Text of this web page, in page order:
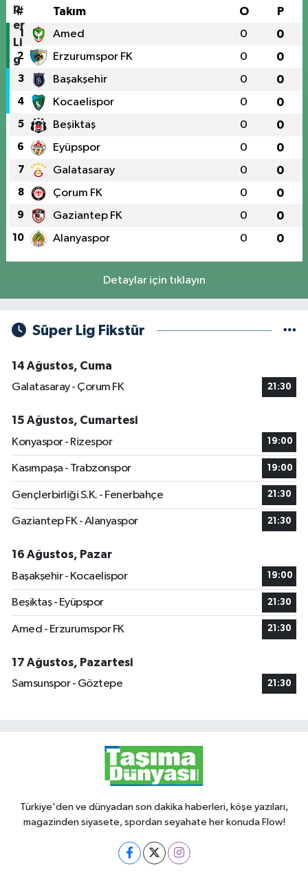
# Takım O P
1 Amed 0 0
2 Erzurumspor FK 0 0
3 Başakşehir 0 0
4 Kocaelispor 0 0
5 Beşiktaş 0 0
6 Eyüpspor 0 0
7 Galatasaray 0 0
8 Çorum FK 0 0
9 Gaziantep FK 0 0
10 Alanyaspor 0 0
Detaylar için tıklayın
Süper Lig Fikstür
14 Ağustos, Cuma
Galatasaray - Çorum FK
21:30
15 Ağustos, Cumartesi
Konyaspor - Rizespor
19:00
Kasımpaşa - Trabzonspor 19:00
Gençlerbirliği S.K. - Fenerbahçe 21:30
Gaziantep FK - Alanyaspor 21:30
16 Ağustos, Pazar
Başakşehir - Kocaelispor
19:00
Beşiktaş - Eyüpspor 21:30
Amed - Erzurumspor FK 21:30
17 Ağustos, Pazartesi
Samsunspor - Göztepe
21:30
Türkiye'den ve dünyadan son dakika haberleri, köşe yazıları,
magazinden siyasete, spordan seyahate her konuda Flow!